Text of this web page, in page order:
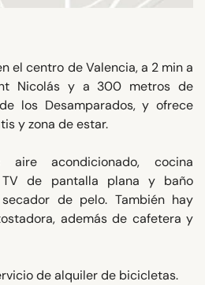
el centro de Valencia, a 2 min a
Nicolás y a 300 metros de
los Desamparados, y ofrece
y zona de estar.
aire acondicionado, cocina
TV de pantalla plana y baño
de pelo. También hay
además de cafetera y
de alquiler de bicicletas.